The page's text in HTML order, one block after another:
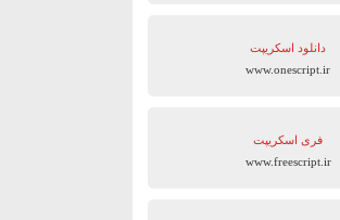
دانلود اسکریپت
www.onescript.ir
فری اسکریپت
www.freescript.ir